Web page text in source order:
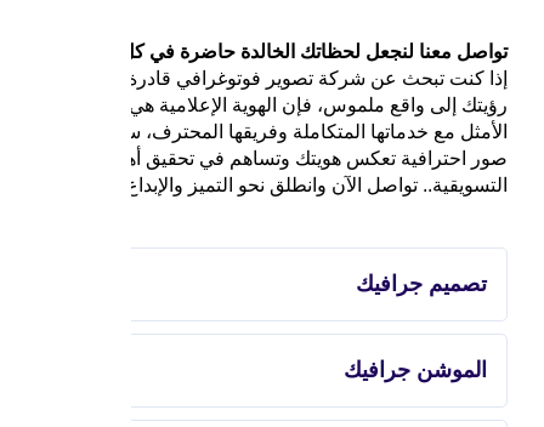
تصميم جرافيك
الموشن جرافيك
تواصل معنا لنجعل لحظاتك الخالدة حاضرة في كل مكان:
إذا كنت تبحث عن شركة تصوير فوتوغرافي قادرة على تحويل
رؤيتك إلى واقع ملموس، فإن الهوية الإعلامية هي خيارك
الأمثل مع خدماتها المتكاملة وفريقها المحترف، ستحصل على
صور احترافية تعكس هويتك وتساهم في تحقيق أهدافك
التسويقية.. تواصل الآن وانطلق نحو التميز والإبداع